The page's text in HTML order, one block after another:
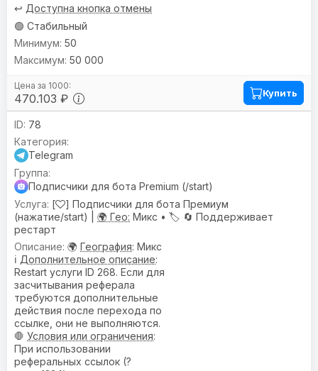
↩️ Доступна кнопка отмены
🟢 Стабильный
470.103 ₽
50
50 000
Купить
78
Telegram
Подписчики для бота Premium (/start)
[
] Подписчики для бота Премиум
(нажатие/start) | 🌍 Гео: Микс • 🏷️ 🔄 Поддерживает
рестарт
🌍 География: Микс
ℹ️ Дополнительное описание:
Restart услуги ID 268. Если для
засчитывания реферала
требуются дополнительные
действия после перехода по
ссылке, они не выполняются.
🛑 Условия или ограничения:
При использовании
реферальных ссылок (?